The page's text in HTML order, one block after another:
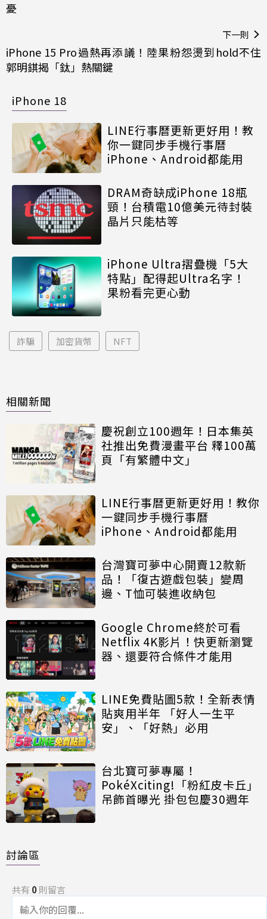
憂
下一則
iPhone 15 Pro過熱再添議！陸果粉怨燙到hold不住
郭明錤揭「鈦」熱關鍵
iPhone 18
LINE行事曆更新更好用！教
你一鍵同步手機行事曆
iPhone、Android都能用
DRAM奇缺成iPhone 18瓶
頸！台積電10億美元待封裝
晶片只能枯等
iPhone Ultra摺疊機「5大
特點」配得起Ultra名字！
果粉看完更心動
詐騙 加密貨幣 NFT
相關新聞
慶祝創立100週年！日本集英
社推出免費漫畫平台 釋100萬
頁「有繁體中文」
LINE行事曆更新更好用！教你
一鍵同步手機行事曆
iPhone、Android都能用
台灣寶可夢中心開賣12款新
品！「復古遊戲包裝」變周
邊、T恤可裝進收納包
Google Chrome終於可看
Netflix 4K影片！快更新瀏覽
器、還要符合條件才能用
LINE免費貼圖5款！全新表情
貼爽用半年 「好人一生平
安」、「好熱」必用
台北寶可夢專屬！
PokéXciting!「粉紅皮卡丘」
吊飾首曝光 掛包包慶30週年
討論區
共有 0則留言